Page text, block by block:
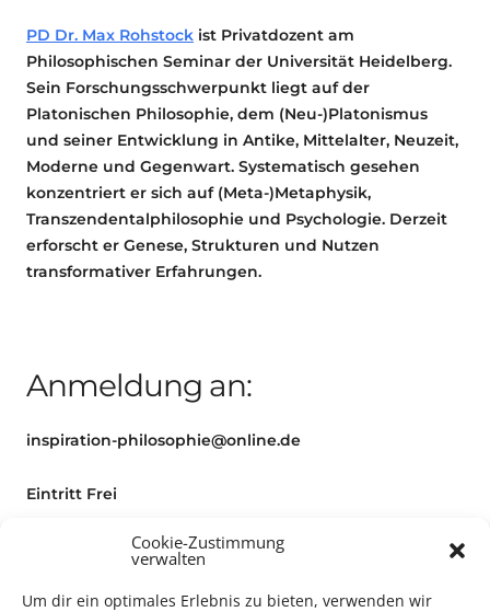
Cookie-Zustimmung
verwalten
Um dir ein optimales Erlebnis zu bieten, verwenden wir
PD Dr. Max Rohstock ist Privatdozent am
Philosophischen Seminar der Universität Heidelberg.
Sein Forschungsschwerpunkt liegt auf der
Platonischen Philosophie, dem (Neu-)Platonismus
und seiner Entwicklung in Antike, Mittelalter, Neuzeit,
Moderne und Gegenwart. Systematisch gesehen
konzentriert er sich auf (Meta-)Metaphysik,
Transzendentalphilosophie und Psychologie. Derzeit
erforscht er Genese, Strukturen und Nutzen
transformativer Erfahrungen.
Anmeldung an:
inspiration-philosophie@online.de
Eintritt Frei
Weitere Informationen zur Veranstaltung finden Sie